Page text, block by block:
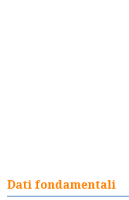
Dati fondamentali